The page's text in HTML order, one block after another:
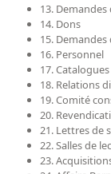
13.
14. Dons
15.
16. Personnel
17.
18. Relations
19. Comité
20.
21. Lettres de
22. Salles de
23.